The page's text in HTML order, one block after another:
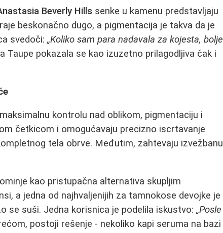
Beverly Hills senke u kamenu predstavljaju
beskonačno dugo, a pigmentacija je takva da je
svedoči:„Koliko sam para nadavala za kojesta, bolje
Taupe pokazala se kao izuzetno prilagodljiva čak i
kontrolu nad oblikom, pigmentaciju i
četkicom i omogućavaju precizno iscrtavanje
tela obrve. Međutim, zahtevaju izvežbanu
kao pristupačna alternativa skupljim
a jedna od najhvaljenijih za tamnokose devojke je
se suši. Jedna korisnica je podelila iskustvo:„Posle
postoji rešenje - nekoliko kapi seruma na bazi